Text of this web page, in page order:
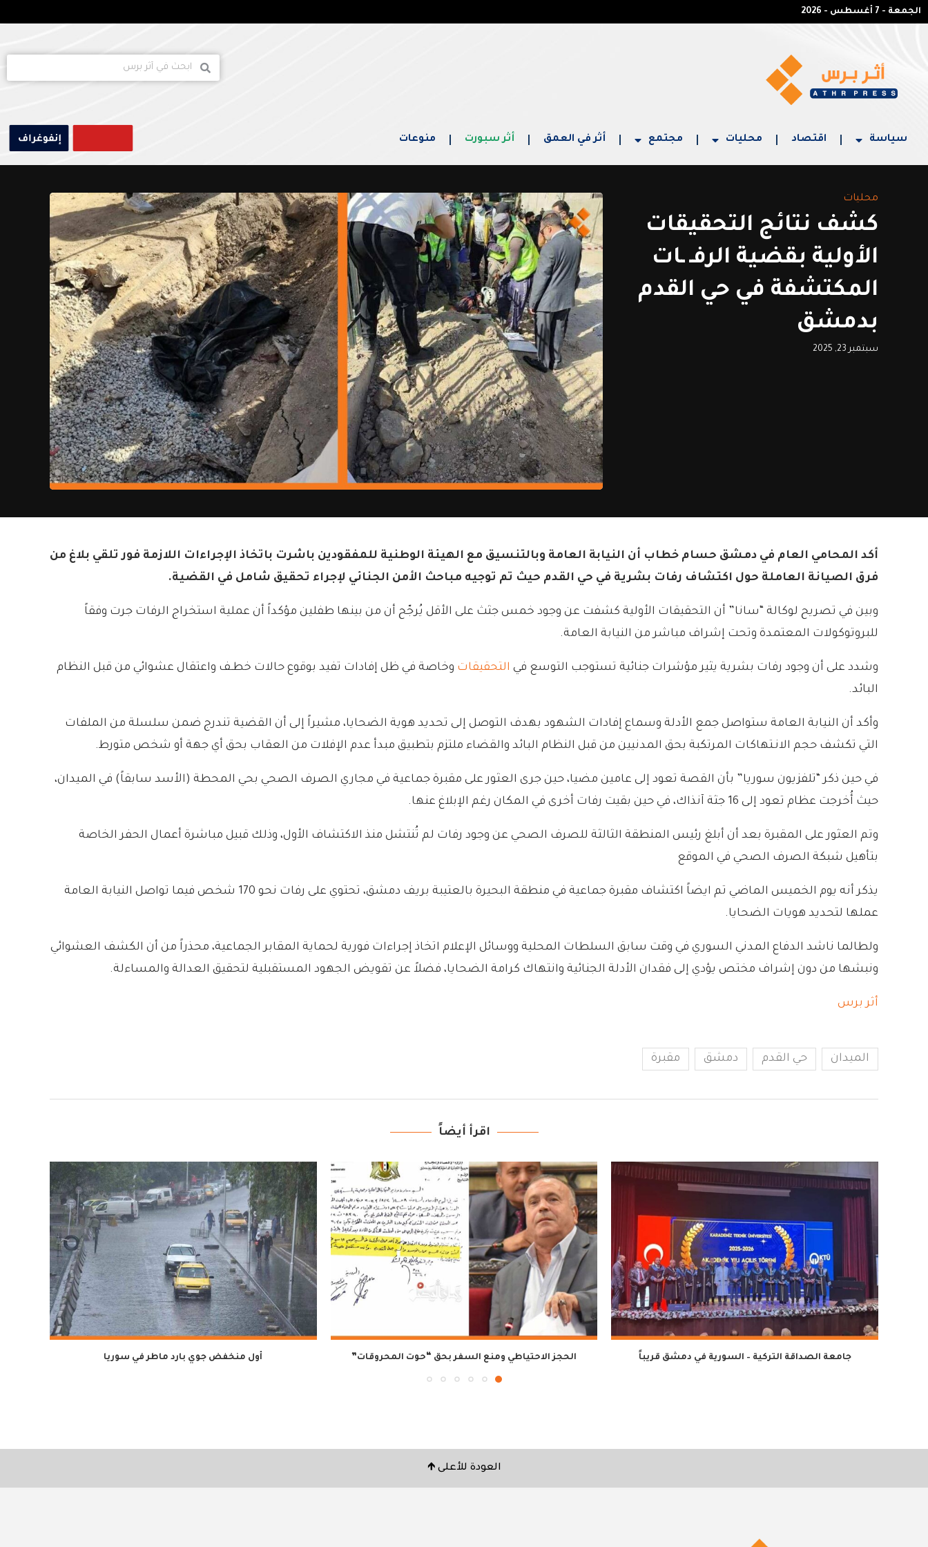
الجمعة - 7 أغسطس - 2026
سياسة اقتصاد محليات مجتمع أثر في العمق أثر سبورت منوعات
محليات
كشف نتائج التحقيقات
الأولية بقضية الرفـ ـات
المكتشفة في حي القدم
بدمشق
سبتمبر 23, 2025
أكد المحامي العام في دمشق حسام خطاب أن النيابة العامة وبالتنسيق مع الهيئة الوطنية للمفقودين باشرت باتخاذ الإجراءات اللازمة فور تلقي بلاغ من
فرق الصيانة العاملة حول اكتشاف رفات بشرية في حي القدم حيث تم توجيه مباحث الأمن الجنائي لإجراء تحقيق شامل في القضية.
وبين في تصريح لوكالة “سانا” أن التحقيقات الأولية كشفت عن وجود خمس جثث على الأقل يُرجّح أن من بينها طفلين مؤكداً أن عملية استخراج الرفات جرت وفقاً
للبروتوكولات المعتمدة وتحت إشراف مباشر من النيابة العامة.
وشدد على أن وجود رفات بشرية يثير مؤشرات جنائية تستوجب التوسع في التحقيقات وخاصة في ظل إفادات تفيد بوقوع حالات خطـف واعتقال عشوائي من قبل النظام
البائد.
وأكد أن النيابة العامة ستواصل جمع الأدلة وسماع إفادات الشهود بهدف التوصل إلى تحديد هوية الضحايا، مشيراً إلى أن القضية تندرج ضمن سلسلة من الملفات
التي تكشف حجم الانـتهاكات المرتكبة بحق المدنيين من قبل النظام البائد والقضاء ملتزم بتطبيق مبدأ عدم الإفلات من العقاب بحق أي جهة أو شخص متورط.
في حين ذكر “تلفزيون سوريا” بأن القصة تعود إلى عامين مضيا، حين جرى العثور على مقبرة جماعية في مجاري الصرف الصحي بحي المحطة (الأسد سابقاً) في الميدان،
حيث أُخرجت عظام تعود إلى 16 جثة آنذاك، في حين بقيت رفات أخرى في المكان رغم الإبلاغ عنها.
وتم العثور على المقبرة بعد أن أبلغ رئيس المنطقة الثالثة للصرف الصحي عن وجود رفات لم تُنتشل منذ الاكتشاف الأول، وذلك قبيل مباشرة أعمال الحفر الخاصة
بتأهيل شبكة الصرف الصحي في الموقع
يذكر أنه يوم الخميس الماضي تم ايضاً اكتشاف مقبرة جماعية في منطقة البحيرة بالعتيبة بريف دمشق، تحتوي على رفات نحو 170 شخص فيما تواصل النيابة العامة
عملها لتحديد هويات الضحايا.
ولطالما ناشد الدفاع المدني السوري في وقت سابق السلطات المحلية ووسائل الإعلام اتخاذ إجراءات فورية لحماية المقابر الجماعية، محذراً من أن الكشف العشوائي
ونبشها من دون إشراف مختص يؤدي إلى فقدان الأدلة الجنائية وانتهاك كرامة الضحايا، فضلاً عن تقويض الجهود المستقبلية لتحقيق العدالة والمساءلة.
أثر برس
الميدان حي القدم دمشق مقبرة
اقرأ أيضاً
جامعة الصداقة التركية – السورية في دمشق قريباً الحجز الاحتياطي ومنع السفر بحق “حوت المحروقات” أول منخفض جوي بارد ماطر في سوريا
العودة للأعلى 🡹